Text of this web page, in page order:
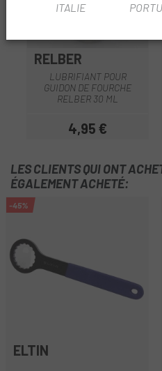
RELBER
LUBRIFIANT POUR
GUIDON DE FOURCHE
RELBER 30 ML
Prix
4,95 €
LES CLIENTS QUI ONT
ÉGALEMENT ACHETÉ:
-45%
ELTIN
ITALIE